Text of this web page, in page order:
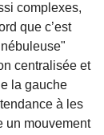
complexes,
que c’est
centralisée et
la gauche
à les
un mouvement